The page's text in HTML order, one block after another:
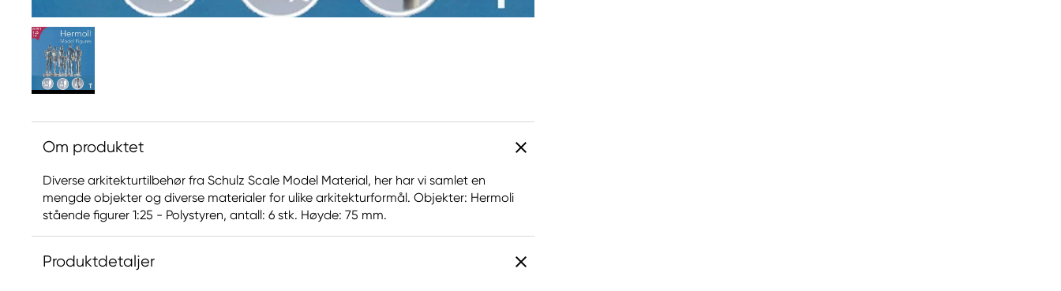
Om produktet
Diverse arkitekturtilbehør fra Schulz Scale Model Material, her har vi samlet en
mengde objekter og diverse materialer for ulike arkitekturformål. Objekter: Hermoli
stående figurer 1:25 - Polystyren, antall: 6 stk. Høyde: 75 mm.
Produktdetaljer